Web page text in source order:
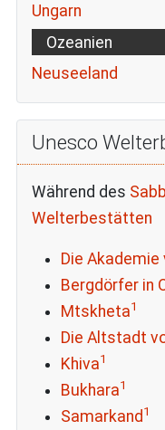
Ungarn
Ozeanien
Neuseeland
Unesco
Während des
Welterbestätten
Die Akademie
Bergdörfer in
Mtskheta1
Die Altstadt
Khiva1
Bukhara1
Samarkand 1